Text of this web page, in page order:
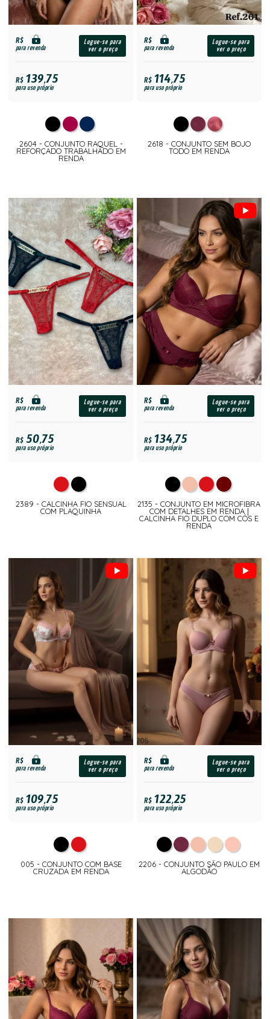
R$
para revenda
Logue-se para
ver o preço
R$139,75
para uso próprio
2604 - CONJUNTO RAQUEL -
REFORÇADO TRABALHADO EM
RENDA
R$
para revenda
Logue-se para
ver o preço
R$114,75
para uso próprio
2618 - CONJUNTO SEM BOJO
TODO EM RENDA
R$
para revenda
Logue-se para
ver o preço
R$50,75
para uso próprio
2389 - CALCINHA FIO SENSUAL
COM PLAQUINHA
R$
para revenda
Logue-se para
ver o preço
R$134,75
para uso próprio
2135 - CONJUNTO EM MICROFIBRA
COM DETALHES EM RENDA |
CALCINHA FIO DUPLO COM CÓS E
RENDA
R$
para revenda
Logue-se para
ver o preço
R$109,75
para uso próprio
005 - CONJUNTO COM BASE
CRUZADA EM RENDA
R$
para revenda
Logue-se para
ver o preço
R$122,25
para uso próprio
2206 - CONJUNTO SÃO PAULO EM
ALGODÃO